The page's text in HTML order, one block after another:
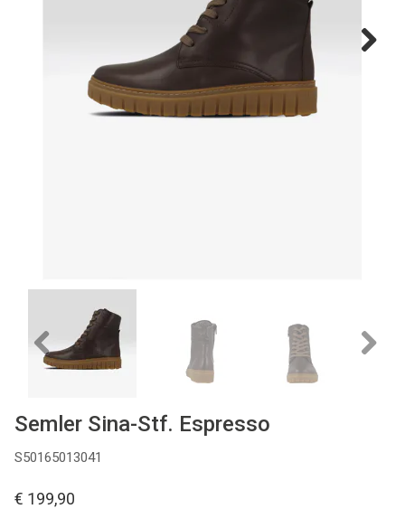
Gratis verzenden vanaf €150
Retourneren
Previous
Semler Sina-Stf. Espresso
S50165013041
€ 199,90